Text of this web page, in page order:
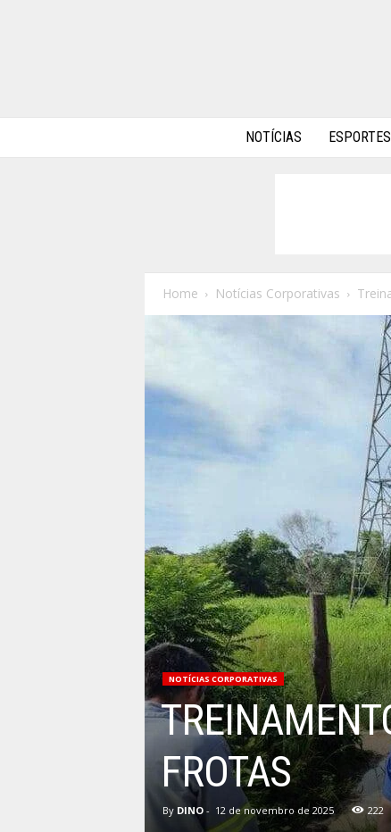
NOTÍCIAS ESPORTES
Home Notícias Corporativas
NOTÍCIAS CORPORATIVAS
FROTAS
By DINO- 12 de novembro de 2025 222